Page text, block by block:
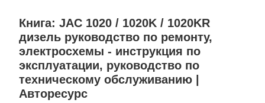
Книга: JAC 1020 / 1020K / 1020KR
дизель руководство по ремонту,
электросхемы - инструкция по
эксплуатации, руководство по
техническому обслуживанию |
Авторесурс